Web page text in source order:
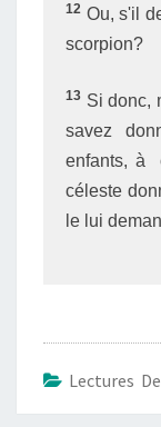
12 Ou, s'il
scorpion?
13 Si donc,
savez
enfants, à
céleste
le lui
Lectures